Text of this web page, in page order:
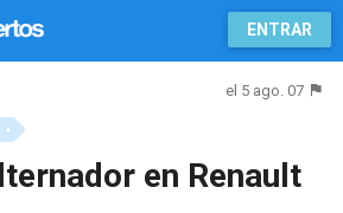
ENTRAR
el 5 ago. 07
en Renault